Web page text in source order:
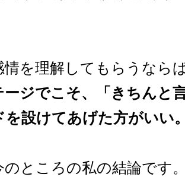
情を理解してもらうなら
ージでこそ、「きちんと
を設けてあげた方がいい
のところの私の結論です